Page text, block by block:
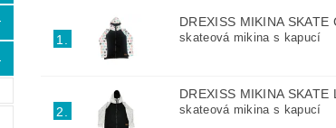
1.
DREXISS MIKINA SKATE
skateová mikina s kapucí
2.
DREXISS MIKINA
skateová mikina s kapucí